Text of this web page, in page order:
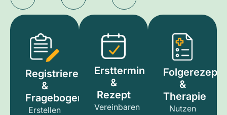
Registrieren
&
Fragebogen
Erstellen
Ersttermin
&
Rezept
Vereinbaren
Folgerezept
&
Therapie
Nutzen